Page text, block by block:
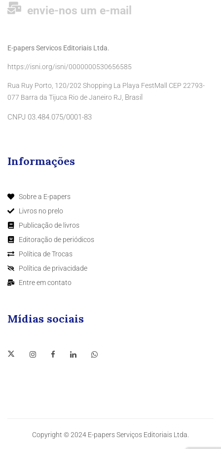
envie-nos um e-mail
E-papers Servicos Editoriais Ltda.
https://isni.org/isni/0000000530656585
Rua Ruy Porto, 120/202 Shopping La Playa FestMall CEP 22793-
077 Barra da Tijuca Rio de Janeiro RJ, Brasil
CNPJ 03.484.075/0001-83
Informações
Sobre a E-papers
Livros no prelo
Publicação de livros
Editoração de periódicos
Política de Trocas
Política de privacidade
Entre em contato
Mídias sociais
Copyright © 2024 E-papers Serviços Editoriais Ltda.